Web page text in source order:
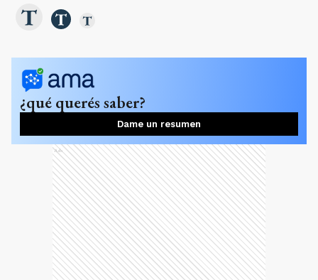
¿qué querés saber?
Dame un resumen
Ads